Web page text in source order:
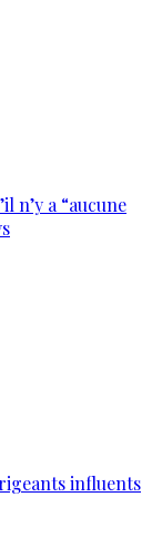
n’y a “aucune
influents